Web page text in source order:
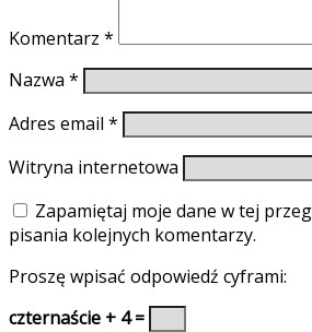
Komentarz *
Nazwa *
Adres email *
Witryna internetowa
Zapamiętaj moje dane w tej
pisania kolejnych komentarzy.
Proszę wpisać odpowiedź cyframi:
czternaście + 4 =